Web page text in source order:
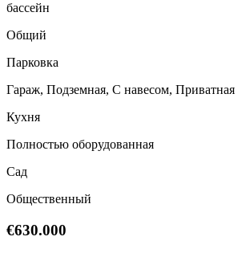
бассейн
Общий
Парковка
Гараж, Подземная, С навесом, Приватная
Кухня
Полностью оборудованная
Сад
Общественный
€630.000